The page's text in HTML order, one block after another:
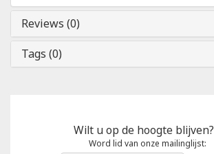
Reviews (0)
Tags (0)
Wilt u op de hoogte blijven?
Word lid van onze mailinglijst: